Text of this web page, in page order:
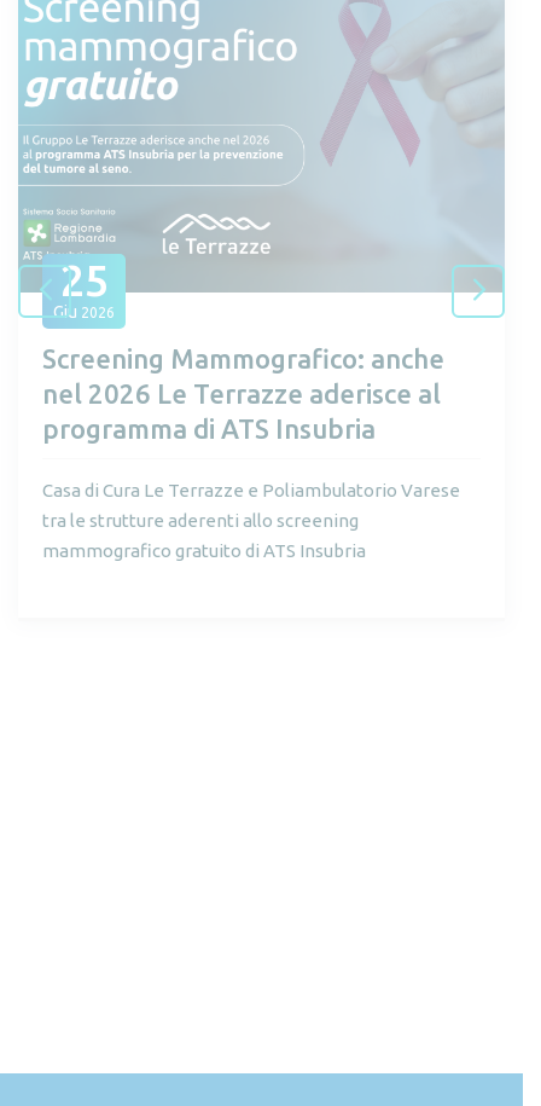
25
Giu 2026
Screening Mammografico: anche
nel 2026 Le Terrazze aderisce al
programma di ATS Insubria
Casa di Cura Le Terrazze e Poliambulatorio Varese
tra le strutture aderenti allo screening
mammografico gratuito di ATS Insubria